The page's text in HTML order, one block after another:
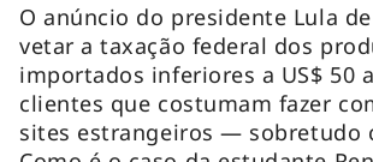
O anúncio do presidente Lula
vetar a taxação federal dos
importados inferiores a US$ 50
clientes que costumam fazer
sites estrangeiros — sobretudo